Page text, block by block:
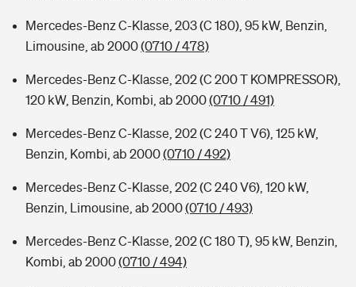
Mercedes-Benz C-Klasse, 203 (C 180), 95 kW, Benzin,
Limousine, ab 2000(0710 / 478)
Mercedes-Benz C-Klasse, 202 (C 200 T KOMPRESSOR),
120 kW, Benzin, Kombi, ab 2000(0710 / 491)
Mercedes-Benz C-Klasse, 202 (C 240 T V6), 125 kW,
Benzin, Kombi, ab 2000(0710 / 492)
Mercedes-Benz C-Klasse, 202 (C 240 V6), 120 kW,
Benzin, Limousine, ab 2000(0710 / 493)
Mercedes-Benz C-Klasse, 202 (C 180 T), 95 kW, Benzin,
Kombi, ab 2000(0710 / 494)